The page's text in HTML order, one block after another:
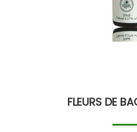
FLEURS DE